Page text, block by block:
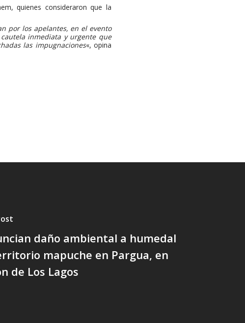
quienes consideraron que la
por los apelantes, en el evento
inmediata y urgente que
las impugnaciones«, opina
daño ambiental a humedal
mapuche en Pargua, en
de Los Lagos